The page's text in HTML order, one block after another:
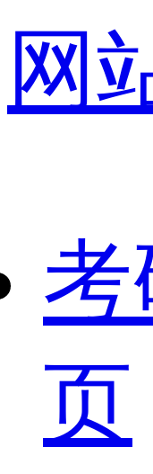
网
页